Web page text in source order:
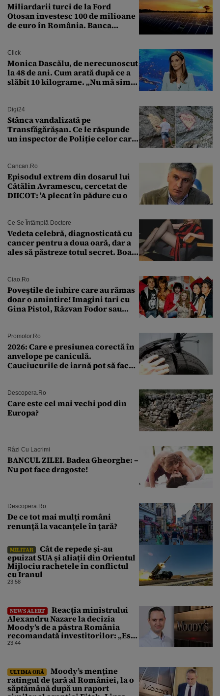
Miliardarii turci de la Ford
Otosan investesc 100 de milioane
de euro în România. Banca
Click
Monica Dascălu, de nerecunoscut
la 48 de ani. Cum arată după ce a
slăbit 10 kilograme. „Nu mă simt
Digi24
Stânca vandalizată pe
Transfăgărășan. Ce le răspunde
un inspector de Poliție celor care
Cancan.ro
Episodul extrem din dosarul lui
Cătălin Avramescu, cercetat de
DIICOT: 'A plecat în pădure cu o
Ce Se Întâmplă Doctore
Vedeta celebră, diagnosticată cu
cancer pentru a doua oară, dar a
ales să păstreze totul secret. Boala
Ciao.ro
Poveştile de iubire care au rămas
doar o amintire! Imagini tari cu
Gina Pistol, Răzvan Fodor sau
Promotor.ro
2026: Care e presiunea corectă în
anvelope pe caniculă.
Cauciucurile de iarnă pot să facă
Descopera.ro
Care este cel mai vechi pod din
Europa?
Râzi Cu Lacrimi
BANCUL ZILEI. Badea Gheorghe: –
Nu pot face dragoste!
Descopera.ro
De ce tot mai mulți români
renunță la vacanțele în țară?
MILITAR
Cât de repede și-au
epuizat SUA și aliații din Orientul
Mijlociu rachetele în conflictul
cu Iranul
23:58
NEWS ALERT
Reacția ministrului
Alexandru Nazare la decizia
Moody’s de a păstra România
recomandată investitorilor: „Este
un răgaz, dar în niciun caz un
23:44
ULTIMA ORĂ
Moody’s menține
ratingul de țară al României, la o
săptămână după un raport